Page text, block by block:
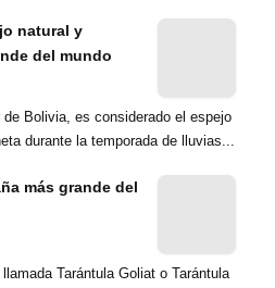
natural y
del mundo
Bolivia, es considerado el espejo
durante la temporada de lluvias...
más grande del
Tarántula Goliat o Tarántula